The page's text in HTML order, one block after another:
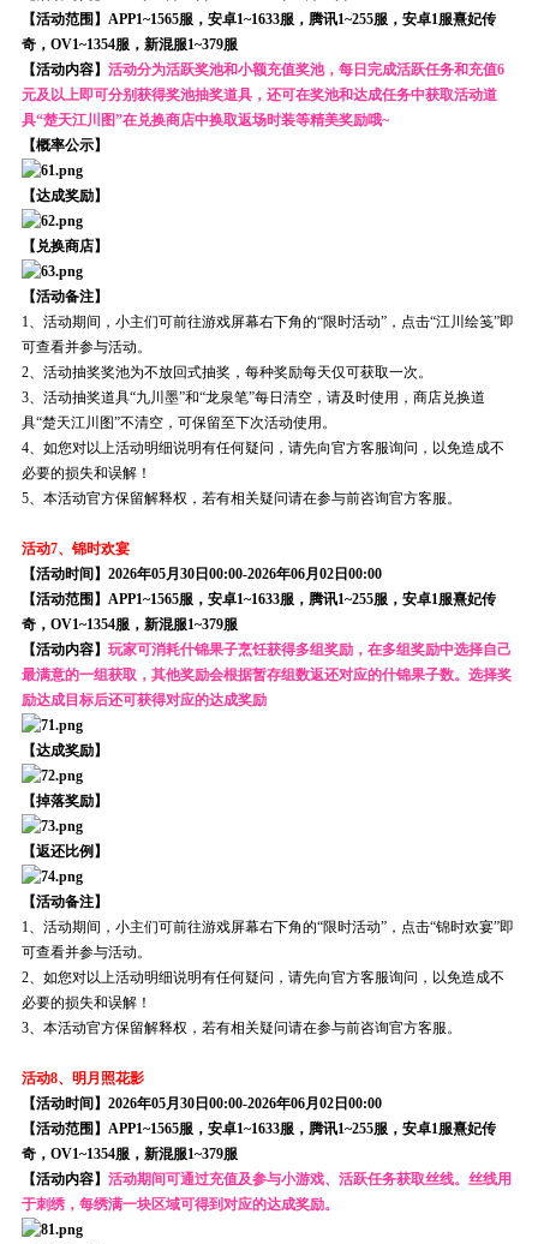
【活动范围】APP1~1565服，安卓1~1633服，腾讯1~255服，安卓1服熹妃传
奇，OV1~1354服，新混服1~379服
【活动内容】 活动分为活跃奖池和小额充值奖池，每日完成活跃任务和充值6
元及以上即可分别获得奖池抽奖道具，还可在奖池和达成任务中获取活动道
具“楚天江川图”在兑换商店中换取返场时装等精美奖励哦~
【概率公示】
【达成奖励】
【兑换商店】
【活动备注】
1、活动期间，小主们可前往游戏屏幕右下角的“限时活动”，点击“江川绘笺”即
可查看并参与活动。
2、活动抽奖奖池为不放回式抽奖，每种奖励每天仅可获取一次。
3、活动抽奖道具“九川墨”和“龙泉笔”每日清空，请及时使用，商店兑换道
具“楚天江川图”不清空，可保留至下次活动使用。
4、如您对以上活动明细说明有任何疑问，请先向官方客服询问，以免造成不
必要的损失和误解！
5、本活动官方保留解释权，若有相关疑问请在参与前咨询官方客服。
活动7、锦时欢宴
【活动时间】2026年05月30日00:00-2026年06月02日00:00
【活动范围】APP1~1565服，安卓1~1633服，腾讯1~255服，安卓1服熹妃传
奇，OV1~1354服，新混服1~379服
【活动内容】 玩家可消耗什锦果子烹饪获得多组奖励，在多组奖励中选择自己
最满意的一组获取，其他奖励会根据暂存组数返还对应的什锦果子数。选择奖
励达成目标后还可获得对应的达成奖励
【达成奖励】
【掉落奖励】
【返还比例】
【活动备注】
1、活动期间，小主们可前往游戏屏幕右下角的“限时活动”，点击“锦时欢宴”即
可查看并参与活动。
2、如您对以上活动明细说明有任何疑问，请先向官方客服询问，以免造成不
必要的损失和误解！
3、本活动官方保留解释权，若有相关疑问请在参与前咨询官方客服。
活动8、明月照花影
【活动时间】2026年05月30日00:00-2026年06月02日00:00
【活动范围】APP1~1565服，安卓1~1633服，腾讯1~255服，安卓1服熹妃传
奇，OV1~1354服，新混服1~379服
【活动内容】 活动期间可通过充值及参与小游戏、活跃任务获取丝线。丝线用
于刺绣，每绣满一块区域可得到对应的达成奖励。